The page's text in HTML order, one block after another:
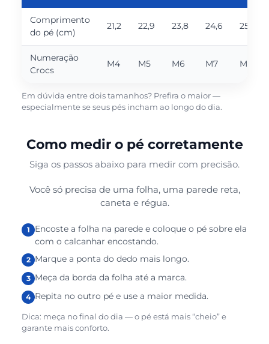
Comprimento
do pé (cm)
21,2 22,9 23,8 24,6 25,5
Numeração
Crocs
M4 M5 M6 M7 M8
Em dúvida entre dois tamanhos? Prefira o maior —
especialmente se seus pés incham ao longo do dia.
Como medir o pé corretamente
Siga os passos abaixo para medir com precisão.
Você só precisa de uma folha, uma parede reta,
caneta e régua.
Encoste a folha na parede e coloque o pé sobre ela
com o calcanhar encostando.
Marque a ponta do dedo mais longo.
Meça da borda da folha até a marca.
Repita no outro pé e use a maior medida.
Dica: meça no final do dia — o pé está mais “cheio” e
garante mais conforto.